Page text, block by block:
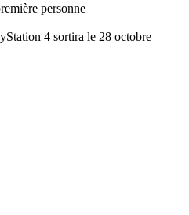
personne
4 sortira le 28 octobre